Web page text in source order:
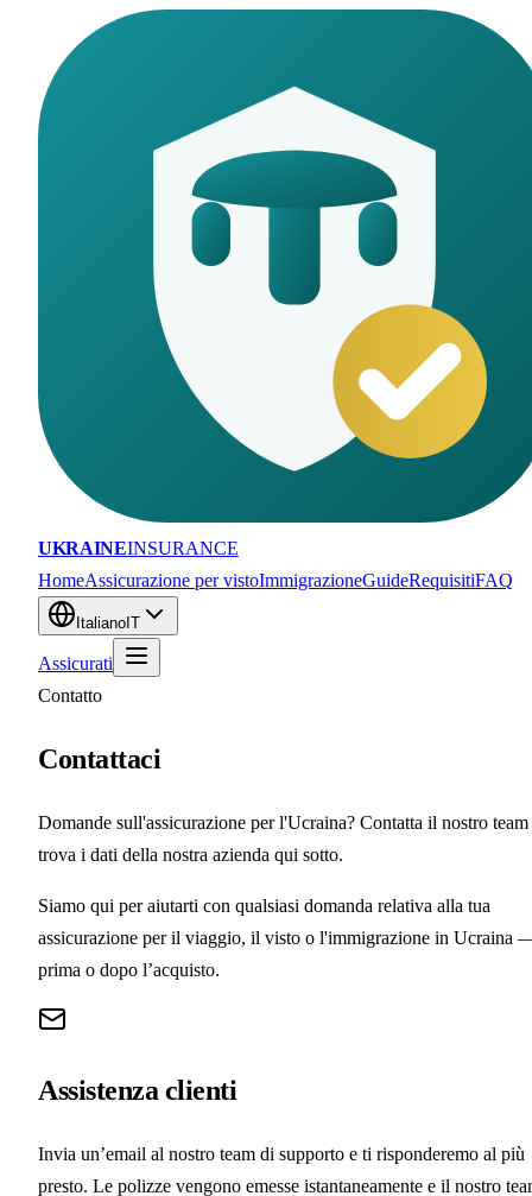
UKRAINEINSURANCE
HomeAssicurazione per vistoImmigrazioneGuideRequisitiFAQ
Italiano IT
Assicurati
Contatto
Contattaci
Domande sull'assicurazione per l'Ucraina? Contatta il nostro team
trova i dati della nostra azienda qui sotto.
Siamo qui per aiutarti con qualsiasi domanda relativa alla tua
assicurazione per il viaggio, il visto o l'immigrazione in Ucraina
prima o dopo l’acquisto.
Assistenza clienti
Invia un’email al nostro team di supporto e ti risponderemo al più
presto. Le polizze vengono emesse istantaneamente e il nostro